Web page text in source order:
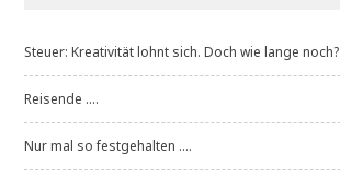
Steuer: Kreativität lohnt sich. Doch wie lange noch?
Reisende ....
Nur mal so festgehalten ....